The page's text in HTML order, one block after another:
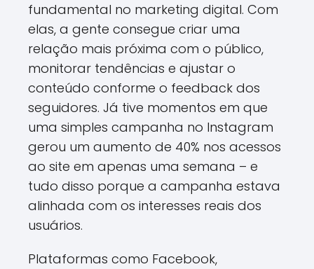
fundamental no marketing digital. Com
elas, a gente consegue criar uma
relação mais próxima com o público,
monitorar tendências e ajustar o
conteúdo conforme o feedback dos
seguidores. Já tive momentos em que
uma simples campanha no Instagram
gerou um aumento de 40% nos acessos
ao site em apenas uma semana – e
tudo disso porque a campanha estava
alinhada com os interesses reais dos
usuários.
Plataformas como Facebook,